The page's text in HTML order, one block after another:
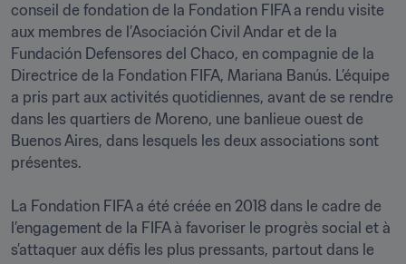
conseil de fondation de la Fondation FIFA a rendu visite
aux membres de l’Asociación Civil Andar et de la
Fundación Defensores del Chaco, en compagnie de la
Directrice de la Fondation FIFA, Mariana Banús. L’équipe
a pris part aux activités quotidiennes, avant de se rendre
dans les quartiers de Moreno, une banlieue ouest de
Buenos Aires, dans lesquels les deux associations sont
présentes.
La Fondation FIFA a été créée en 2018 dans le cadre de
l’engagement de la FIFA à favoriser le progrès social et à
s’attaquer aux défis les plus pressants, partout dans le